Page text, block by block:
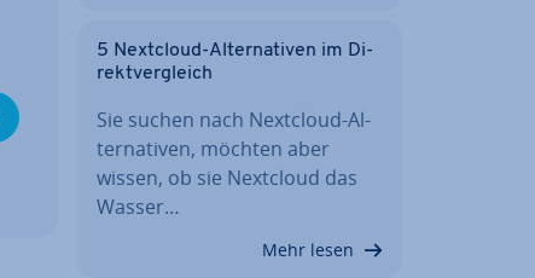
5 Nextcloud-Al­ter­na­ti­ven im Di­
rekt­ver­gleich
Sie suchen nach Nextcloud-Al­
ter­na­ti­ven, möchten aber
wissen, ob sie Nextcloud das
Wasser…
Mehr lesen